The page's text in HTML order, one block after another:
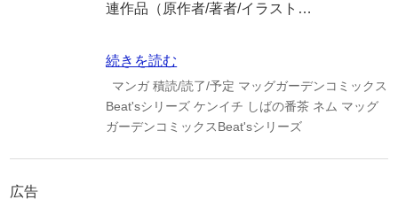
連作品（原作者/著者/イラスト…
続きを読む
マンガ 積読/読了/予定 マッグガーデンコミックス
Beat'sシリーズ ケンイチ しばの番茶 ネム マッグ
ガーデンコミックスBeat'sシリーズ
広告